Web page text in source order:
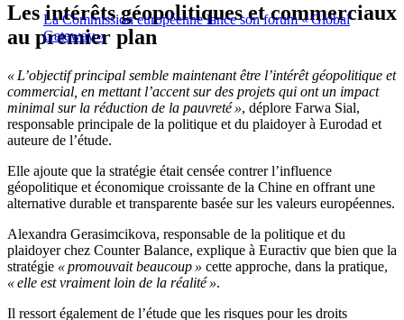
La Commission européenne lance son forum « Global
Gateway »
Les intérêts géopolitiques et commerciaux
au premier plan
« L’objectif principal semble maintenant être l’intérêt géopolitique et
commercial, en mettant l’accent sur des projets qui ont un impact
minimal sur la réduction de la pauvreté », déplore Farwa Sial,
responsable principale de la politique et du plaidoyer à Eurodad et
auteure de l’étude.
Elle ajoute que la stratégie était censée contrer l’influence
géopolitique et économique croissante de la Chine en offrant une
alternative durable et transparente basée sur les valeurs européennes.
Alexandra Gerasimcikova, responsable de la politique et du
plaidoyer chez Counter Balance, explique à Euractiv que bien que la
stratégie « promouvait beaucoup » cette approche, dans la pratique,
« elle est vraiment loin de la réalité ».
Il ressort également de l’étude que les risques pour les droits